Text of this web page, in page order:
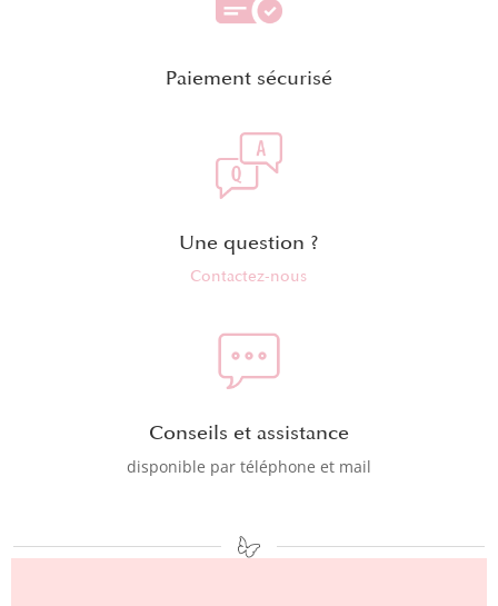
Paiement sécurisé
Une question ?
Contactez-nous
Conseils et assistance
disponible par téléphone et mail